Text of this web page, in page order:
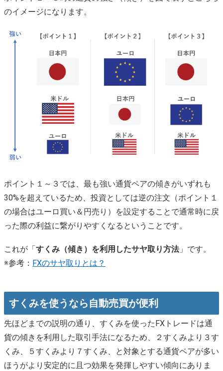
のイメージになります。
ポイント１～３では、最も強い通貨ペアの傾きがいずれも
30%を超えているため、投資としては逆の注文（ポイント１
の場合はユーロ買い＆円売り）を設定することで通常時に戻
った際の利益に繋がりやすくなるということです。
これが「すくみ（傾き）を利用したサヤ取り方法」です。
※参考： FXのサヤ取りとは？
すくみを使うなら自動売買が便利
先ほどまでの説明の通り、すくみを使ったFXトレードは通
貨の傾きを利用した取引手法になるため、２すくみより３す
くみ、５すくみより７すくみ、と対象とする通貨ペアが多い
ほうがより安定的に且つ効果を発揮しやすい傾向にありま